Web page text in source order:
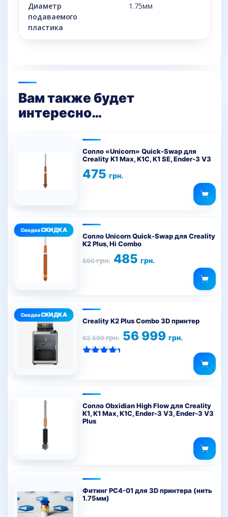
Диаметр
подаваемого
пластика
1.75мм
Вам также будет
интересно…
Сопло «Unicorn» Quick-Swap для
Creality K1 Max, K1C, K1 SE, Ender-3 V3
475 грн.
несколько
вариаций.
выбрать
на
странице
Сопло Unicorn Quick-Swap для Creality
K2 Plus, Hi Combo
590грн.
Первоначальная
цена
485грн.
Текущая
цена:
Этот
товар
несколько
вариаций.
выбрать
на
странице
товара.
Creality K2 Plus Combo 3D принтер
62 599грн.
Первоначальная
цена
составляла
56 999 грн.
Текущая
цена:
56
Сопло Obxidian High Flow для Creality
K1, K1 Max, K1C, Ender-3 V3, Ender-3 V3
Plus
Фитинг PC4-01 для 3D принтера (нить
1.75мм)